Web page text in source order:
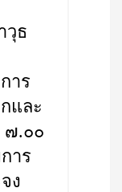
วุธ
าร
และ
๗.๐๐
าร
ง